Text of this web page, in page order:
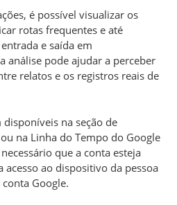
é possível visualizar os
rotas frequentes e até
e saída em
análise pode ajudar a perceber
relatos e os registros reais de
disponíveis na seção de
na Linha do Tempo do Google
que a conta esteja
acesso ao dispositivo da pessoa
Google.